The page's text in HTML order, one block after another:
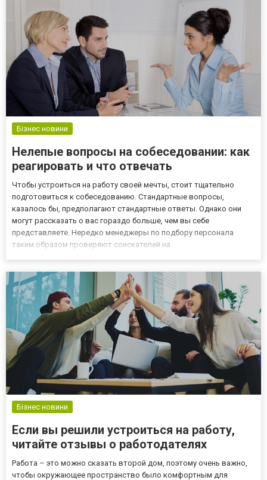
Бізнес новини
Нелепые вопросы на собеседовании: как
реагировать и что отвечать
Чтобы устроиться на работу своей мечты, стоит тщательно
подготовиться к собеседованию. Стандартные вопросы,
казалось бы, предполагают стандартные ответы. Однако они
могут рассказать о вас гораздо больше, чем вы себе
представляете. Нередко менеджеры по подбору персонала
таким образом проверяют соискателей на
на них отвечать? 1. Расскажите о себе....
Бізнес новини
Если вы решили устроиться на работу,
читайте отзывы о работодателях
Работа – это можно сказать второй дом, поэтому очень важно,
чтобы окружающее пространство было комфортным для